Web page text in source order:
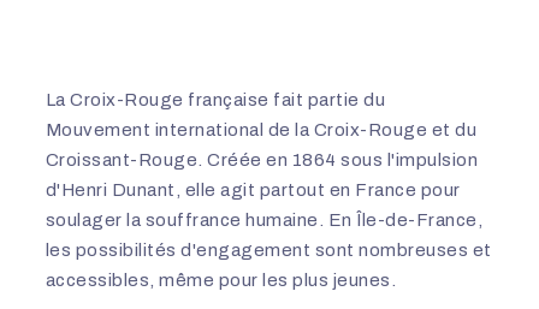
La Croix-Rouge française fait partie du
Mouvement international de la Croix-Rouge et du
Croissant-Rouge. Créée en 1864 sous l'impulsion
d'Henri Dunant, elle agit partout en France pour
soulager la souffrance humaine. En Île-de-France,
les possibilités d'engagement sont nombreuses et
accessibles, même pour les plus jeunes.